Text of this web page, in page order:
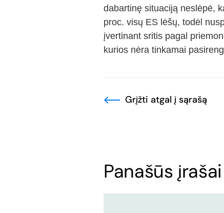
dabartinę situaciją neslėpė,
proc. visų ES lėšų, todėl
įvertinant sritis pagal
kurios nėra tinkamai
Grįžti atgal į sąrašą
Panašūs įrašai